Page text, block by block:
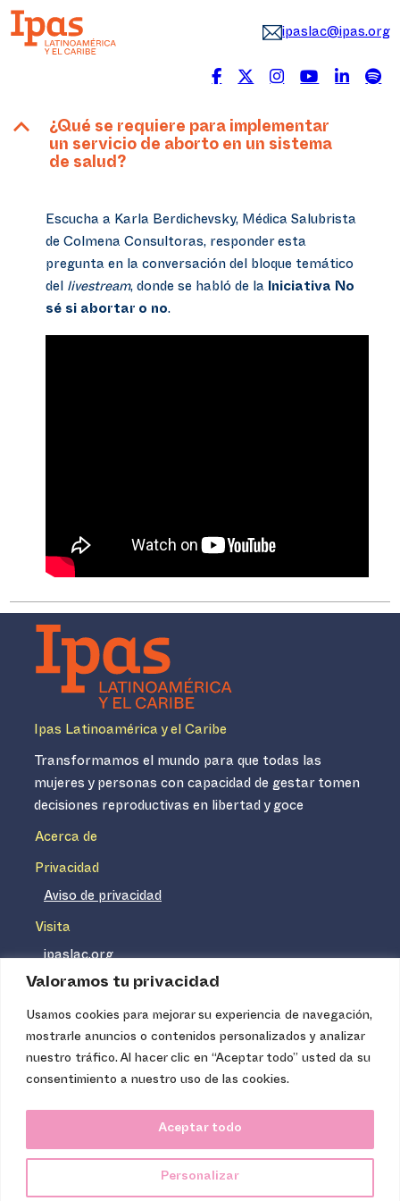
Valoramos tu privacidad
Usamos cookies para mejorar su experiencia de navegación,
mostrarle anuncios o contenidos personalizados y analizar
nuestro tráfico. Al hacer clic en “Aceptar todo” usted da su
consentimiento a nuestro uso de las cookies.
Personalizar
Aceptar todo
ipaslac@ipas.org
B ¿Qué se requiere para implementar
un servicio de aborto en un sistema
de salud?
Escucha a Karla Berdichevsky, Médica Salubrista
de Colmena Consultoras, responder esta
pregunta en la conversación del bloque temático
del livestream, donde se habló de la Iniciativa No
sé si abortar o no.
Ipas Latinoamérica y el Caribe
Transformamos el mundo para que todas las
mujeres y personas con capacidad de gestar tomen
decisiones reproductivas en libertad y goce
Acerca de
Privacidad
Aviso de privacidad
Visita
ipaslac.org
ipasmexico.org
Ipas no es un distribuidor de insumos médicos. Nuestros
servicios se concentran, entre otros, en la difusión de
técnica necesaria para proveer servicios de aborto seguro
de calidad. Los servicios que ofrecemos no tienen costo
carácter no lucrativo.